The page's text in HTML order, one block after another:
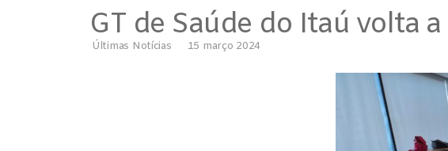
GT de Saúde do Itaú volta
Últimas Notícias 15 março 2024